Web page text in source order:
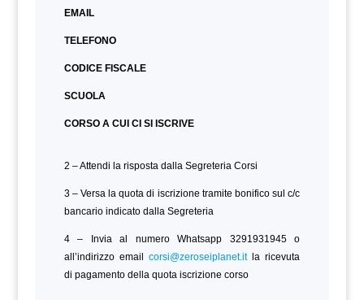
EMAIL
TELEFONO
CODICE FISCALE
SCUOLA
CORSO A CUI CI SI ISCRIVE
2 – Attendi la risposta dalla Segreteria Corsi
3 – Versa la quota di iscrizione tramite bonifico sul c/c
bancario indicato dalla Segreteria
4 – Invia al numero Whatsapp 3291931945 o
all’indirizzo email corsi@zeroseiplanet.itla ricevuta
di pagamento della quota iscrizione corso